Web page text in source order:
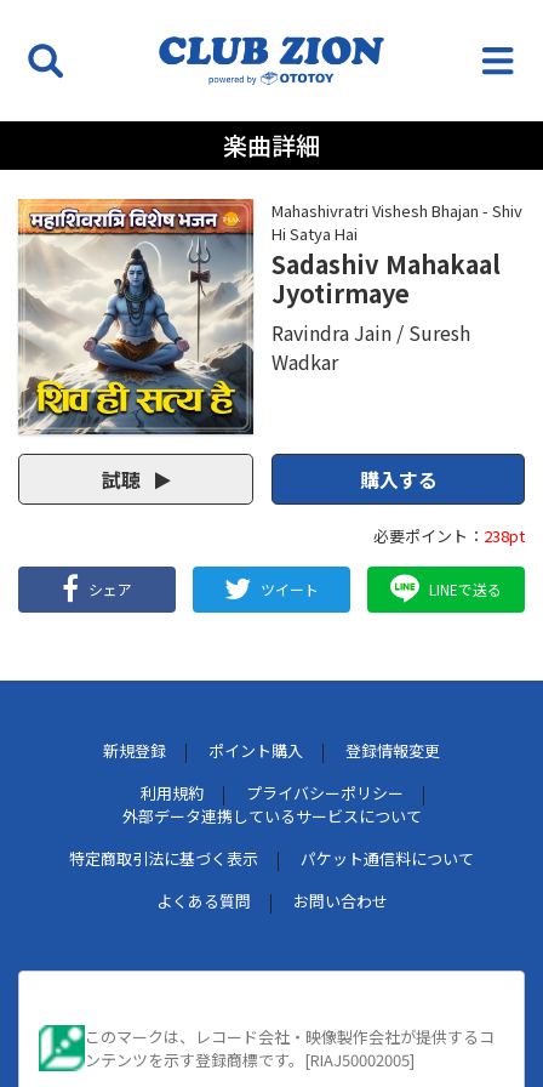
楽曲詳細
Mahashivratri Vishesh Bhajan - Shiv
Hi Satya Hai
Sadashiv Mahakaal
Jyotirmaye
Ravindra Jain
Suresh
Wadkar
試聴 購入する
必要ポイント： 238pt
シェア ツイート LINEで送る
新規登録 ポイント購入
登録情報変更
利用規約
プライバシーポリシー
外部データ連携しているサービスについて
特定商取引法に基づく表示
パケット通信料について
よくある質問
お問い合わせ
このマークは、レコード会社・映像製作会社が提供するコ
ンテンツを示す登録商標です。[RIAJ50002005]